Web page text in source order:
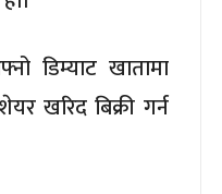
डिम्याट खातामा
खरिद बिक्री गर्न